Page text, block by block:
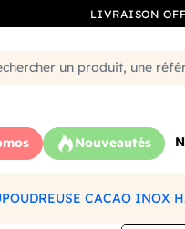
LIVRAISON
Nouveautés
CACAO INOX